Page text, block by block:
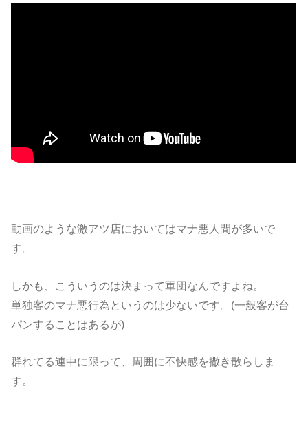
動画のような激アツ店においてはマナ悪人間が多いで
す。
しかも、こういうのは決まって軍団なんですよね。
単独客のマナ悪行為というのは少ないです。(一般客が台
パンすることはあるが)
群れてる連中に限って、周囲に不快感を撒き散らしま
す。